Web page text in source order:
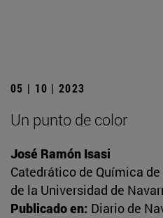
05 | 10 | 2023
Un punto de color
José Ramón Isasi
Catedrático de Química
de la Universidad de
Publicado en: Diario de